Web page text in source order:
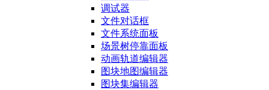
调试器
文件对话框
文件系统面板
场景树停靠面板
动画轨道编辑器
图块地图编辑器
图块集编辑器